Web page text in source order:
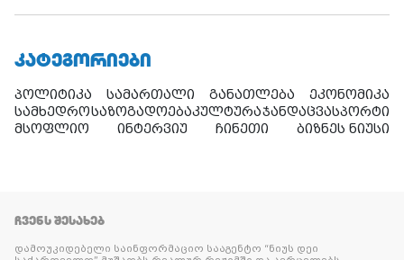
ᲙᲐᲢᲔᲒᲝᲠᲘᲔᲑᲘ
პოლიტიკა სამართალი განათლება
ეკონომიკა
სამხედროსაზოგადოებაკულტურაჯანდაცვასპორტი
მსოფლიო
ინტერვიუ ჩინეთი ბიზნეს ნიუსი
ᲩᲕᲔᲜᲡ ᲨᲔᲡᲐᲮᲔᲑ
დამოუკიდებელი საინფორმაციო სააგენტო “ნიუს დეი